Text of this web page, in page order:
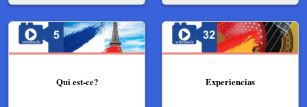
Qui est-ce? Experiencias